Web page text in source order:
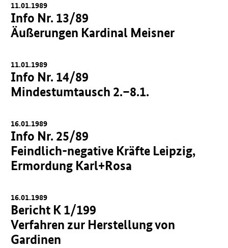
11.01.1989
Info Nr. 13/89
Äußerungen Kardinal Meisner
11.01.1989
Info Nr. 14/89
Mindestumtausch 2.–8.1.
16.01.1989
Info Nr. 25/89
Feindlich-negative Kräfte Leipzig,
Ermordung Karl+Rosa
16.01.1989
Bericht K 1/199
Verfahren zur Herstellung von
Gardinen